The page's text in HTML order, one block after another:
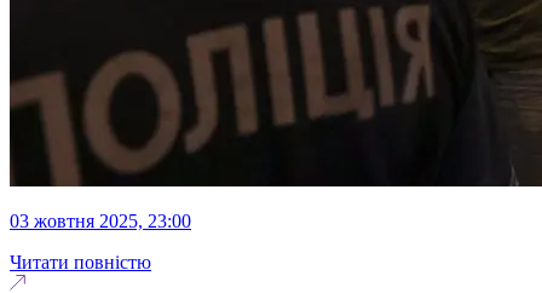
03 жовтня 2025, 23:00
Читати повністю